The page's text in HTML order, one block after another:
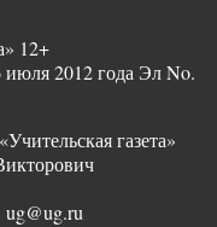
12+
июля 2012 года Эл No.
газета»